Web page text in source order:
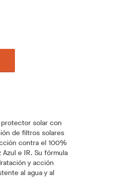
solar con
de filtros solares
contra el 100%
e IR. Su fórmula
y acción
al agua y al